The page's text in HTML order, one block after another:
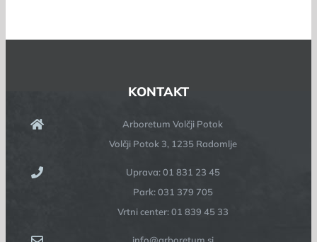
KONTAKT
Arboretum Volčji Potok
Volčji Potok 3, 1235 Radomlje
Uprava: 01 831 23 45
Park: 031 379 705
Vrtni center: 01 839 45 33
info@arboretum.si